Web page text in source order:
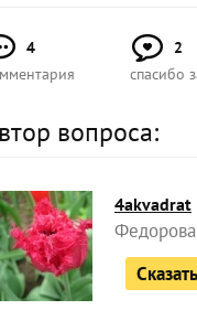
4
2
спасибо
вопроса:
4akvadrat